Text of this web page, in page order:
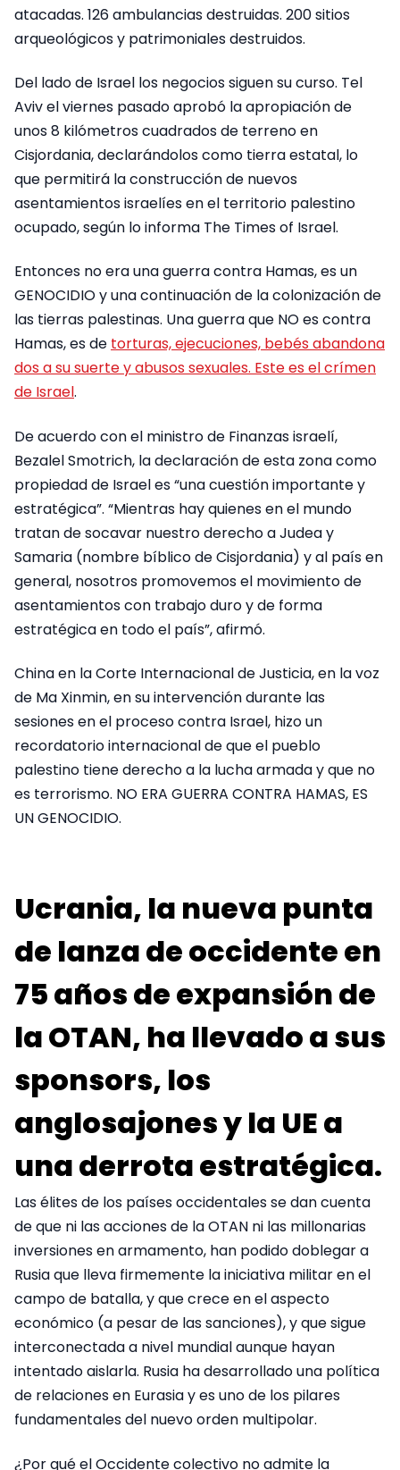
atacadas. 126 ambulancias destruidas. 200 sitios
arqueológicos y patrimoniales destruidos.
Del lado de Israel los negocios siguen su curso. Tel
Aviv el viernes pasado aprobó la apropiación de
unos 8 kilómetros cuadrados de terreno en
Cisjordania, declarándolos como tierra estatal, lo
que permitirá la construcción de nuevos
asentamientos israelíes en el territorio palestino
ocupado, según lo informa The Times of Israel.
Entonces no era una guerra contra Hamas, es un
GENOCIDIO y una continuación de la colonización de
las tierras palestinas. Una guerra que NO es contra
Hamas, es de torturas, ejecuciones, bebés abandona
dos a su suerte y abusos sexuales. Este es el crímen
de Israel.
De acuerdo con el ministro de Finanzas israelí,
Bezalel Smotrich, la declaración de esta zona como
propiedad de Israel es “una cuestión importante y
estratégica”. “Mientras hay quienes en el mundo
tratan de socavar nuestro derecho a Judea y
Samaria (nombre bíblico de Cisjordania) y al país en
general, nosotros promovemos el movimiento de
asentamientos con trabajo duro y de forma
estratégica en todo el país”, afirmó.
China en la Corte Internacional de Justicia, en la voz
de Ma Xinmin, en su intervención durante las
sesiones en el proceso contra Israel, hizo un
recordatorio internacional de que el pueblo
palestino tiene derecho a la lucha armada y que no
es terrorismo. NO ERA GUERRA CONTRA HAMAS, ES
UN GENOCIDIO.
Ucrania, la nueva punta
de lanza de occidente en
75 años de expansión de
la OTAN, ha llevado a sus
sponsors, los
anglosajones y la UE a
una derrota estratégica.
Las élites de los países occidentales se dan cuenta
de que ni las acciones de la OTAN ni las millonarias
inversiones en armamento, han podido doblegar a
Rusia que lleva firmemente la iniciativa militar en el
campo de batalla, y que crece en el aspecto
económico (a pesar de las sanciones), y que sigue
interconectada a nivel mundial aunque hayan
intentado aislarla. Rusia ha desarrollado una política
de relaciones en Eurasia y es uno de los pilares
fundamentales del nuevo orden multipolar.
¿Por qué el Occidente colectivo no admite la